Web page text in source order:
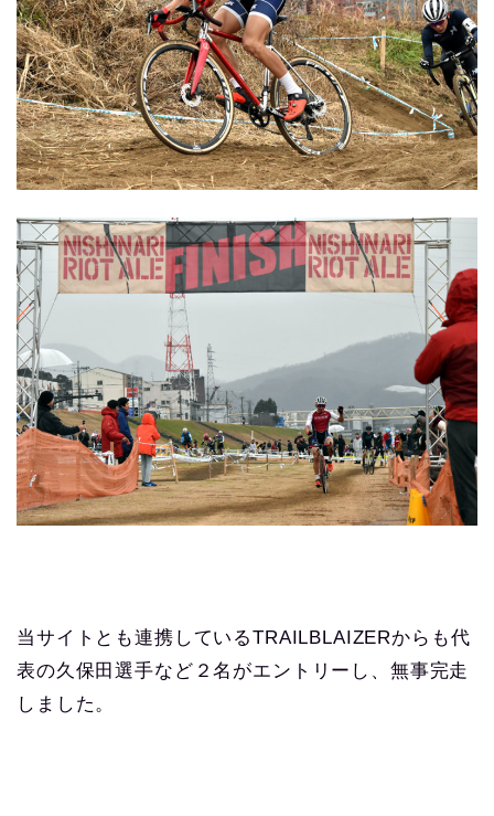
当サイトとも連携しているTRAILBLAIZERからも代
表の久保田選手など２名がエントリーし、無事完走
しました。